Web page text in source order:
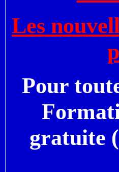
Les
Pour
gratuite